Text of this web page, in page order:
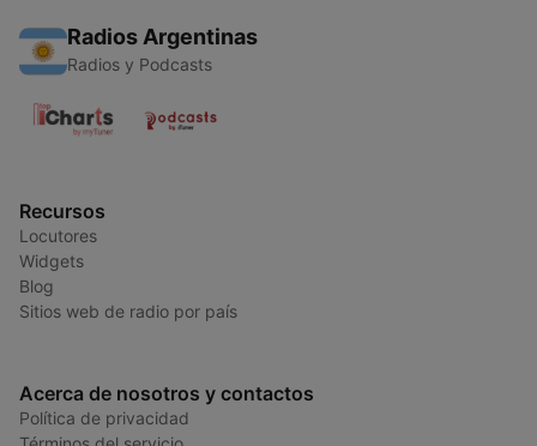
Radios Argentinas
Radios y Podcasts
Recursos
Locutores
Widgets
Blog
Sitios web de radio por país
Acerca de nosotros y contactos
Política de privacidad